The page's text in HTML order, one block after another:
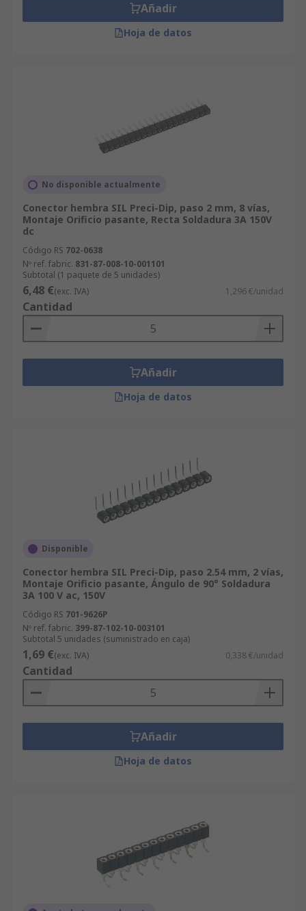
Añadir
Hoja de datos
No disponible actualmente
Conector hembra SIL Preci-Dip, paso 2 mm, 8 vías,
Montaje Orificio pasante, Recta Soldadura 3A 150V
dc
Código RS 702-0638
Nº ref. fabric. 831-87-008-10-001101
Subtotal (1 paquete de 5 unidades)
6,48 €(exc. IVA) 1,296 €/unidad
Cantidad
Añadir
Hoja de datos
Disponible
Conector hembra SIL Preci-Dip, paso 2.54 mm, 2 vías,
Montaje Orificio pasante, Ángulo de 90° Soldadura
3A 100 V ac, 150V
Código RS 701-9626P
Nº ref. fabric. 399-87-102-10-003101
Subtotal 5 unidades (suministrado en caja)
1,69 €(exc. IVA) 0,338 €/unidad
Cantidad
Añadir
Hoja de datos